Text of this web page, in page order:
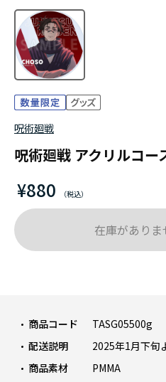
呪術廻戦
呪術廻戦 アクリルコー
¥880
商品コード
TASG05500g
配送説明
2025年1月下旬
商品素材
PMMA
在庫がありま